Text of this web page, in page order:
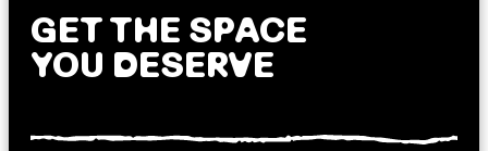
GET THE SPACE
YOU DESERVE